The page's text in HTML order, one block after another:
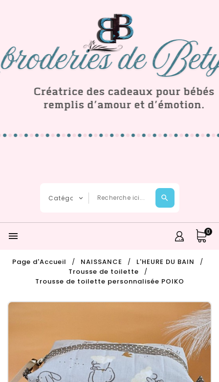
 0
Page d'Accueil NAISSANCE
L'HEURE DU BAIN
Trousse de toilette
Trousse de toilette personnalisée POIKO